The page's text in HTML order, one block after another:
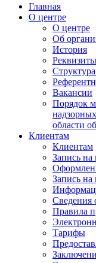
Главная
О центре
О центре
Об
История
Реквизиты
Вакансии
Порядок
области
Клиентам
Клиентам
Запись
Запись на
Сведения
Правила
Тарифы